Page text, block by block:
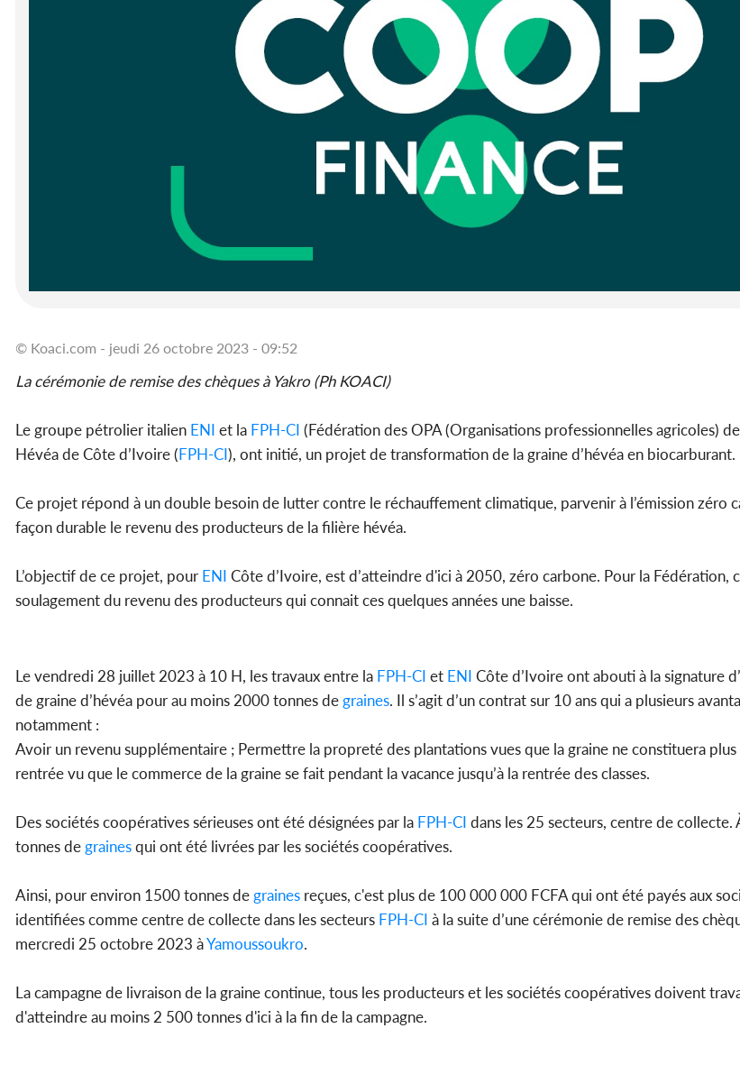
© Koaci.com - jeudi 26 octobre 2023 - 09:52
La cérémonie de remise des chèques à Yakro (Ph KOACI)
Le groupe pétrolier italien ENI et la FPH-CI (Fédération des OPA (Organisations professionnelles agricoles)
Hévéa de Côte d’Ivoire (FPH-CI), ont initié, un projet de transformation de la graine d’hévéa en biocarburant.
Ce projet répond à un double besoin de lutter contre le réchauffement climatique, parvenir à l’émission zéro
façon durable le revenu des producteurs de la filière hévéa.
L’objectif de ce projet, pour ENI Côte d’Ivoire, est d’atteindre d'ici à 2050, zéro carbone. Pour la Fédération,
soulagement du revenu des producteurs qui connait ces quelques années une baisse.
Le vendredi 28 juillet 2023 à 10 H, les travaux entre la FPH-CI et ENI Côte d’Ivoire ont abouti à la signature
de graine d’hévéa pour au moins 2000 tonnes degraines. Il s’agit d’un contrat sur 10 ans qui a plusieurs
notamment :
Avoir un revenu supplémentaire ; Permettre la propreté des plantations vues que la graine ne constituera
rentrée vu que le commerce de la graine se fait pendant la vacance jusqu’à la rentrée des classes.
Des sociétés coopératives sérieuses ont été désignées par la FPH-CI dans les 25 secteurs, centre de collecte.
tonnes degrainesqui ont été livrées par les sociétés coopératives.
Ainsi, pour environ 1500 tonnes degraines reçues, c'est plus de 100 000 000 FCFA qui ont été payés aux
identifiées comme centre de collecte dans les secteurs FPH-CI à la suite d’une cérémonie de remise des
mercredi 25 octobre 2023 àYamoussoukro.
La campagne de livraison de la graine continue, tous les producteurs et les sociétés coopératives doivent
d'atteindre au moins 2 500 tonnes d'ici à la fin de la campagne.